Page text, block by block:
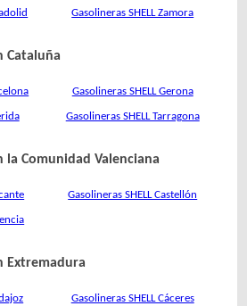
Gasolineras SHELL Zamora
Cataluña
Gasolineras SHELL Gerona
Gasolineras SHELL Tarragona
la Comunidad Valenciana
Gasolineras SHELL Castellón
Extremadura
Gasolineras SHELL Cáceres